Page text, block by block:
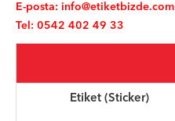
E-posta: info@etiketbizde.com
Tel: 0542 402 49 33
Etiket (Sticker)